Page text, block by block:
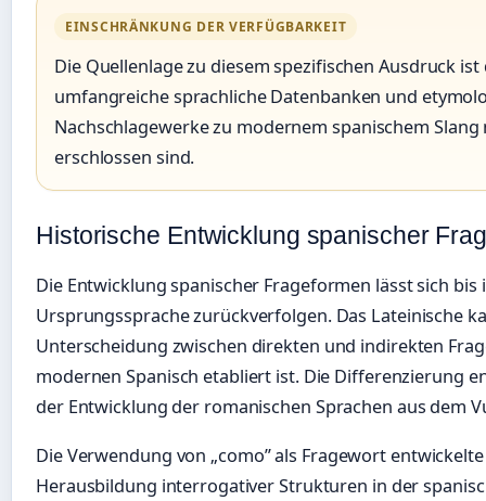
EINSCHRÄNKUNG DER VERFÜGBARKEIT
Die Quellenlage zu diesem spezifischen Ausdruck
umfangreiche sprachliche Datenbanken und
Nachschlagewerke zu modernem spanischem
erschlossen sind.
Historische Entwicklung spanischer
Die Entwicklung spanischer Frageformen lässt sich bis
Ursprungssprache zurückverfolgen. Das Lateinische
Unterscheidung zwischen direkten und indirekten
modernen Spanisch etabliert ist. Die Differenzierung
der Entwicklung der romanischen Sprachen aus dem
Die Verwendung von „como” als Fragewort
Herausbildung interrogativer Strukturen in der